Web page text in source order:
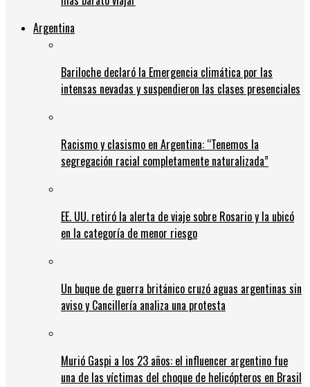
Argentina
Bariloche declaró la Emergencia climática por las
intensas nevadas y suspendieron las clases presenciales
Racismo y clasismo en Argentina: “Tenemos la
segregación racial completamente naturalizada”
EE. UU. retiró la alerta de viaje sobre Rosario y la ubicó
en la categoría de menor riesgo
Un buque de guerra británico cruzó aguas argentinas sin
aviso y Cancillería analiza una protesta
Murió Gaspi a los 23 años: el influencer argentino fue
una de las víctimas del choque de helicópteros en Brasil